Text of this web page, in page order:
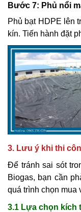
Bước 7: Phủ nổi
Phủ bạt HDPE lên
kín. Tiến hành đặt
3. Lưu ý khi thi
Để tránh sai sót
Biogas, bạn cần
quá trình chọn mua
3.1 Lựa chọn